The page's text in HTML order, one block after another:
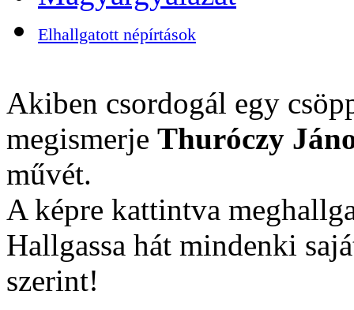
Elhallgatott népírtások
Akiben csordogál egy
megismerje Thuróczy
művét.
A képre kattintva
Hallgassa hát mindenki
szerint!